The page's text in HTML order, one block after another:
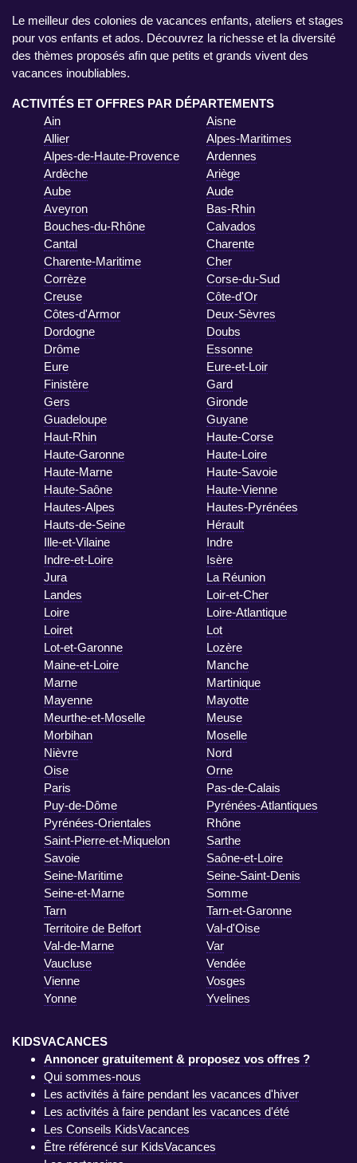
Le meilleur des colonies de vacances enfants, ateliers et stages
pour vos enfants et ados. Découvrez la richesse et la diversité
des thèmes proposés afin que petits et grands vivent des
vacances inoubliables.
ACTIVITÉS ET OFFRES PAR DÉPARTEMENTS
Ain
Aisne
Allier
Alpes-Maritimes
Alpes-de-Haute-Provence
Ardennes
Ardèche
Ariège
Aube
Aude
Aveyron
Bas-Rhin
Bouches-du-Rhône
Calvados
Cantal
Charente
Charente-Maritime
Cher
Corrèze
Corse-du-Sud
Creuse
Côte-d'Or
Côtes-d'Armor
Deux-Sèvres
Dordogne
Doubs
Drôme
Essonne
Eure
Eure-et-Loir
Finistère
Gard
Gers
Gironde
Guadeloupe
Guyane
Haut-Rhin
Haute-Corse
Haute-Garonne
Haute-Loire
Haute-Marne
Haute-Savoie
Haute-Saône
Haute-Vienne
Hautes-Alpes
Hautes-Pyrénées
Hauts-de-Seine
Hérault
Ille-et-Vilaine
Indre
Indre-et-Loire
Isère
Jura
La Réunion
Landes
Loir-et-Cher
Loire
Loire-Atlantique
Loiret
Lot
Lot-et-Garonne
Lozère
Maine-et-Loire
Manche
Marne
Martinique
Mayenne
Mayotte
Meurthe-et-Moselle
Meuse
Morbihan
Moselle
Nièvre
Nord
Oise
Orne
Paris
Pas-de-Calais
Puy-de-Dôme
Pyrénées-Atlantiques
Pyrénées-Orientales
Rhône
Saint-Pierre-et-Miquelon
Sarthe
Savoie
Saône-et-Loire
Seine-Maritime
Seine-Saint-Denis
Seine-et-Marne
Somme
Tarn
Tarn-et-Garonne
Territoire de Belfort
Val-d'Oise
Val-de-Marne
Var
Vaucluse
Vendée
Vienne
Vosges
Yonne
Yvelines
KIDSVACANCES
Annoncer gratuitement & proposez vos offres ?
Qui sommes-nous
Les activités à faire pendant les vacances d'hiver
Les activités à faire pendant les vacances d'été
Les Conseils KidsVacances
Être référencé sur KidsVacances